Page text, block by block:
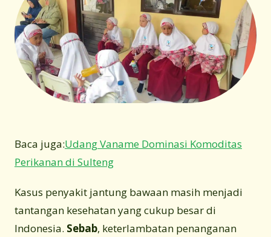
Baca juga:Udang Vaname Dominasi Komoditas
Perikanan di Sulteng
Kasus penyakit jantung bawaan masih menjadi
tantangan kesehatan yang cukup besar di
Indonesia. Sebab, keterlambatan penanganan